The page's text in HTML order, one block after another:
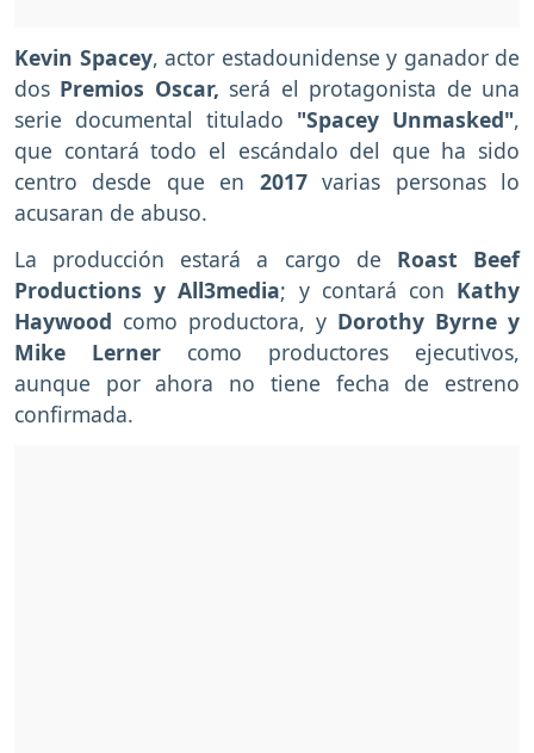
Kevin Spacey, actor estadounidense y ganador de
dos Premios Oscar, será el protagonista de una
serie documental titulado "Spacey Unmasked",
que contará todo el escándalo del que ha sido
centro desde que en 2017varias personas lo
acusaran de abuso.
La producción estará a cargo de Roast Beef
Productions y All3media; y contará con Kathy
Haywood como productora, y Dorothy Byrne y
Mike Lerner como productores ejecutivos,
aunque por ahora no tiene fecha de estreno
confirmada.